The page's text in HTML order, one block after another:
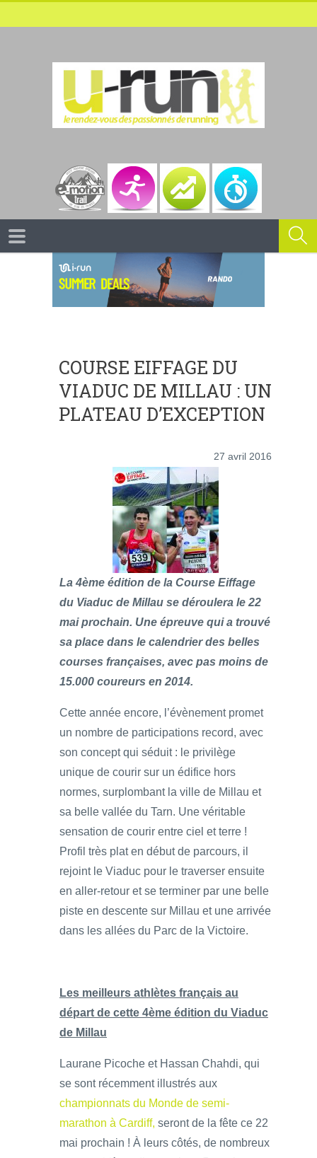
COURSE EIFFAGE DU
VIADUC DE MILLAU : UN
PLATEAU D’EXCEPTION
27 avril 2016
La 4ème édition de la Course Eiffage
du Viaduc de Millau se déroulera le 22
mai prochain. Une épreuve qui a trouvé
sa place dans le calendrier des belles
courses françaises, avec pas moins de
15.000 coureurs en 2014.
Cette année encore, l’évènement promet
un nombre de participations record, avec
son concept qui séduit : le privilège
unique de courir sur un édifice hors
normes, surplombant la ville de Millau et
sa belle vallée du Tarn. Une véritable
sensation de courir entre ciel et terre !
Profil très plat en début de parcours, il
rejoint le Viaduc pour le traverser ensuite
en aller-retour et se terminer par une belle
piste en descente sur Millau et une arrivée
dans les allées du Parc de la Victoire.
Les meilleurs athlètes français au
départ de cette 4ème édition du Viaduc
de Millau
Laurane Picoche et Hassan Chahdi, qui
se sont récemment illustrés aux
championnats du Monde de semi-
marathon à Cardiff, seront de la fête ce 22
mai prochain ! À leurs côtés, de nombreux